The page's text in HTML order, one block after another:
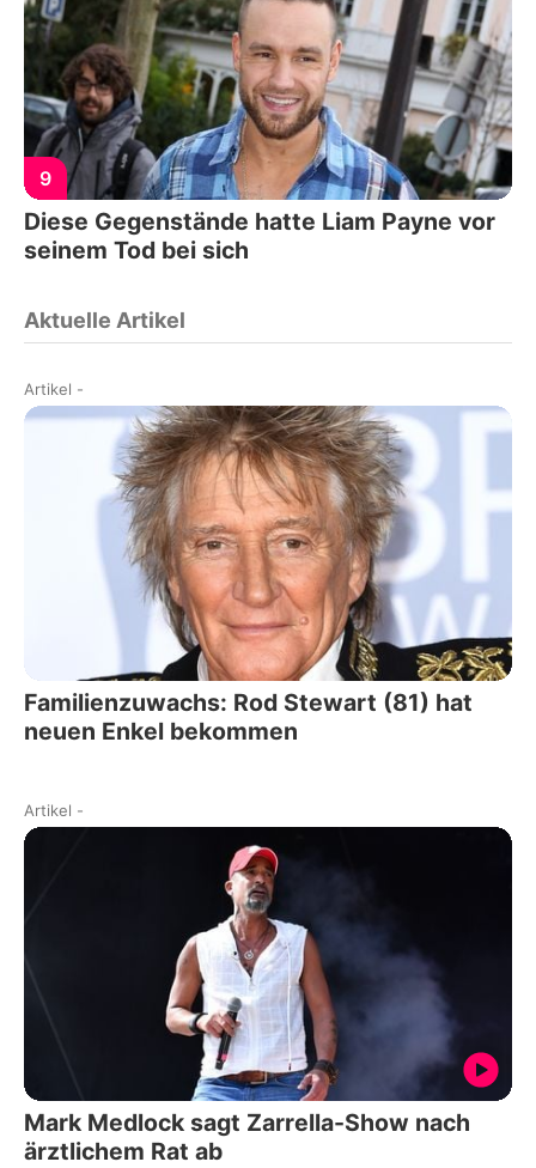
9
Diese Gegenstände hatte Liam Payne vor
seinem Tod bei sich
Aktuelle Artikel
Artikel -
Familienzuwachs: Rod Stewart (81) hat
neuen Enkel bekommen
Artikel -
Mark Medlock sagt Zarrella-Show nach
ärztlichem Rat ab